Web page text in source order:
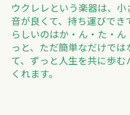
ウクレレという楽器は、小
音が良くて、持ち運びでき
らしいのはか・ん・た・
っと、ただ簡単なだけでは
て、ずっと人生を共に歩む
くれます。